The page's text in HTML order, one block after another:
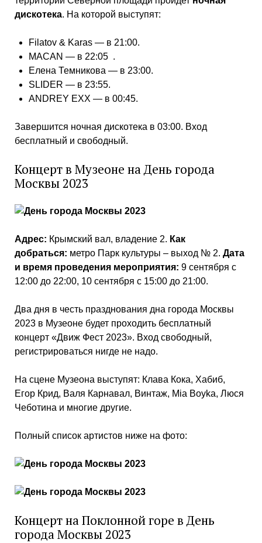
дискотека. На которой выступят:
Filatov & Karas — в 21:00.
MACAN — в 22:05 .
Елена Темникова — в 23:00.
SLIDER — в 23:55.
ANDREY EXX — в 00:45.
Завершится ночная дискотека в 03:00. Вход
бесплатный и свободный.
Концерт в Музеоне на День города
Москвы 2023
Адрес: Крымский вал, владение 2. Как
добраться: метро Парк культуры – выход № 2. Дата
и время проведения мероприятия: 9 сентября с
12:00 до 22:00, 10 сентября с 15:00 до 21:00.
Два дня в честь празднования дна города Москвы
2023 в Музеоне будет проходить бесплатный
концерт «Движ Фест 2023». Вход свободный,
регистрироваться нигде не надо.
На сцене Музеона выступят: Клава Кока, Хабиб,
Егор Крид, Валя Карнавал, Винтаж, Mia Boyka, Люся
Чеботина и многие другие.
Полный список артистов ниже на фото:
Концерт на Поклонной горе в День
города Москвы 2023